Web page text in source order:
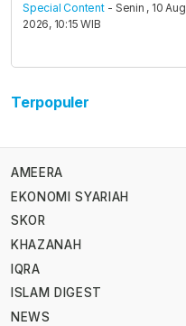
Special Content - Senin , 10 Aug
2026, 10:15 WIB
Terpopuler
AMEERA
EKONOMI SYARIAH
SKOR
KHAZANAH
IQRA
ISLAM DIGEST
NEWS